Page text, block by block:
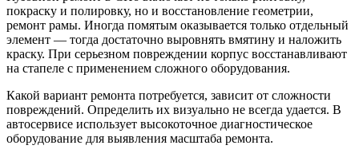
покраску и полировку, но и восстановление геометрии,
ремонт рамы. Иногда помятым оказывается только отдельный
элемент — тогда достаточно выровнять вмятину и наложить
краску. При серьезном повреждении корпус восстанавливают
на стапеле с применением сложного оборудования.
Какой вариант ремонта потребуется, зависит от сложности
повреждений. Определить их визуально не всегда удается. В
автосервисе использует высокоточное диагностическое
оборудование для выявления масштаба ремонта.